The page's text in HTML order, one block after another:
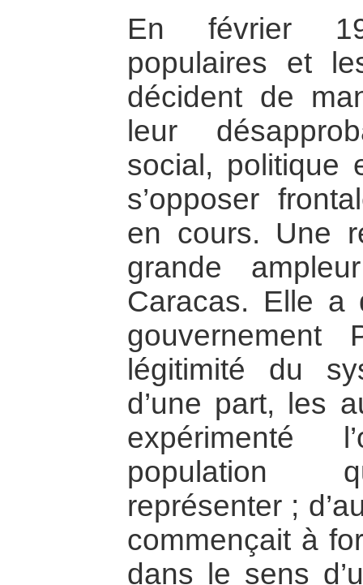
En février
populaires et
décident de
leur
social, politique
s’opposer
en cours. Une
grande
Caracas. Elle a
légitimité du
d’une part, les
expérimenté
population
représenter ;
commençait à
dans le sens